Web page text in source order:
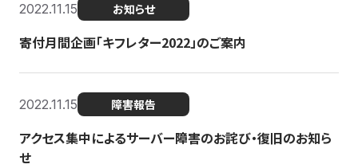
2022.11.15 お知らせ
寄付月間企画「キフレター2022」のご案内
2022.11.15 障害報告
アクセス集中によるサーバー障害のお詫び・復旧のお知ら
せ